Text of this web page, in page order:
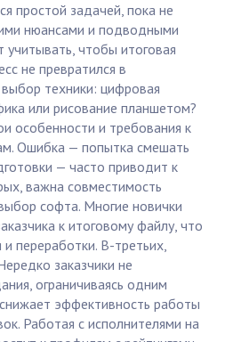
простой задачей, пока не
нюансами и подводными
чтобы итоговая
не превратился в
техники: цифровая
или рисование планшетом?
особенности и требования к
Ошибка — попытка смешать
— часто приводит к
важна совместимость
софта. Многие новички
к итоговому файлу, что
переработки. В-третьих,
заказчики не
ограничиваясь одним
эффективность работы
Работая с исполнителями на